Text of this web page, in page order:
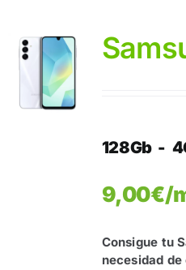
128Gb -
9,00€/
Consigue tu
necesidad